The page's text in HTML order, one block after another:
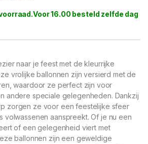
naar je feest met de kleurrijke
vrolijke ballonnen zijn versierd met de
waardoor ze perfect zijn voor
andere speciale gelegenheden. Dankzij
zorgen ze voor een feestelijke sfeer
volwassenen aanspreekt. Of je nu een
of een gelegenheid viert met
ballonnen zijn een geweldige